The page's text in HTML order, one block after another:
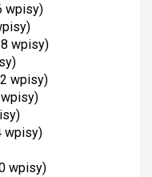
wpisy)
wpisy)
wpisy)
wpisy)
wpisy)